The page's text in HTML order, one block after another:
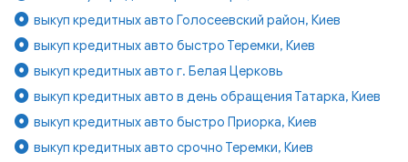
выкуп кредитных авто Голосеевский район, Киев
выкуп кредитных авто быстро Теремки, Киев
выкуп кредитных авто г. Белая Церковь
выкуп кредитных авто в день обращения Татарка, Киев
выкуп кредитных авто быстро Приорка, Киев
выкуп кредитных авто срочно Теремки, Киев